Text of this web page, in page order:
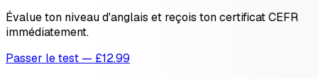
Évalue ton niveau d'anglais et reçois ton certificat CEFR
immédiatement.
Passer le test — £12.99